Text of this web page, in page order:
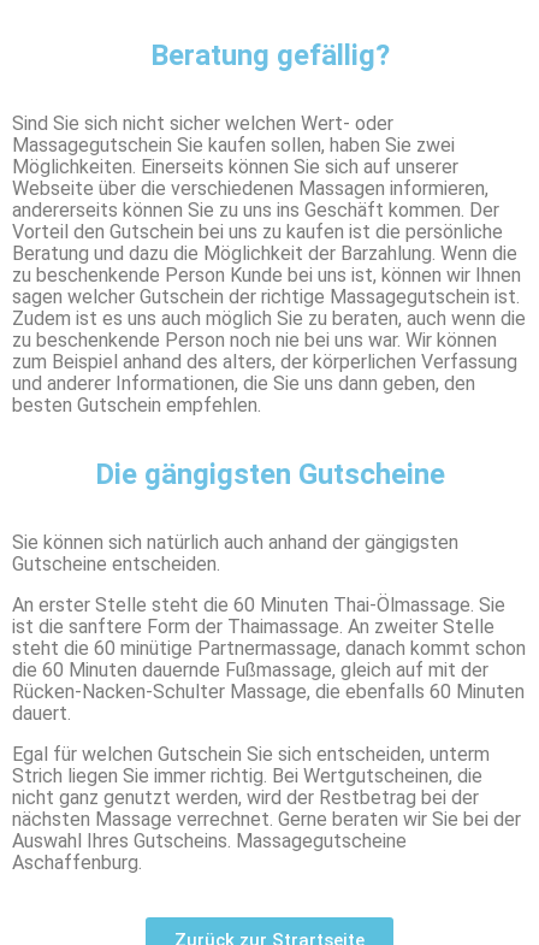
Beratung gefällig?
Sind Sie sich nicht sicher welchen Wert- oder
Massagegutschein Sie kaufen sollen, haben Sie zwei
Möglichkeiten. Einerseits können Sie sich auf unserer
Webseite über die verschiedenen Massagen informieren,
andererseits können Sie zu uns ins Geschäft kommen. Der
Vorteil den Gutschein bei uns zu kaufen ist die persönliche
Beratung und dazu die Möglichkeit der Barzahlung. Wenn die
zu beschenkende Person Kunde bei uns ist, können wir Ihnen
sagen welcher Gutschein der richtige Massagegutschein ist.
Zudem ist es uns auch möglich Sie zu beraten, auch wenn die
zu beschenkende Person noch nie bei uns war. Wir können
zum Beispiel anhand des alters, der körperlichen Verfassung
und anderer Informationen, die Sie uns dann geben, den
besten Gutschein empfehlen.
Die gängigsten Gutscheine
Sie können sich natürlich auch anhand der gängigsten
Gutscheine entscheiden.
An erster Stelle steht die 60 Minuten Thai-Ölmassage. Sie
ist die sanftere Form der Thaimassage. An zweiter Stelle
steht die 60 minütige Partnermassage, danach kommt schon
die 60 Minuten dauernde Fußmassage, gleich auf mit der
Rücken-Nacken-Schulter Massage, die ebenfalls 60 Minuten
dauert.
Egal für welchen Gutschein Sie sich entscheiden, unterm
Strich liegen Sie immer richtig. Bei Wertgutscheinen, die
nicht ganz genutzt werden, wird der Restbetrag bei der
nächsten Massage verrechnet. Gerne beraten wir Sie bei der
Auswahl Ihres Gutscheins. Massagegutscheine
Aschaffenburg.